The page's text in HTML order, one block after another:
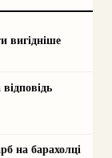
вигідніше
на барахолці